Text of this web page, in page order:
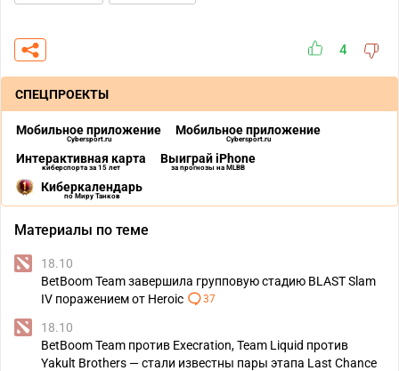
4
СПЕЦПРОЕКТЫ
Мобильное приложение
Cybersport.ru
Мобильное приложение
Cybersport.ru
Интерактивная карта
киберспорта за 15 лет
Выиграй iPhone
за прогнозы на MLBB
Киберкалендарь
по Миру Танков
Материалы по теме
18.10
BetBoom Team завершила групповую стадию BLAST Slam
IV поражением от Heroic
37
18.10
BetBoom Team против Execration, Team Liquid против
Yakult Brothers — стали известны пары этапа Last Chance